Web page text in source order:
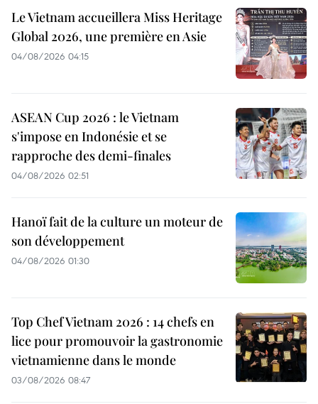
Le Vietnam accueillera Miss Heritage
Global 2026, une première en Asie
04/08/2026 04:15
ASEAN Cup 2026 : le Vietnam
s'impose en Indonésie et se
rapproche des demi-finales
04/08/2026 02:51
Hanoï fait de la culture un moteur de
son développement
04/08/2026 01:30
Top Chef Vietnam 2026 : 14 chefs en
lice pour promouvoir la gastronomie
vietnamienne dans le monde
03/08/2026 08:47